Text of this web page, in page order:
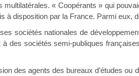
« Coopérants » qui
disposition par la France. Parmi eux,
sociétés nationales de
des sociétés semi-publiques
des agents des bureaux d’études ou